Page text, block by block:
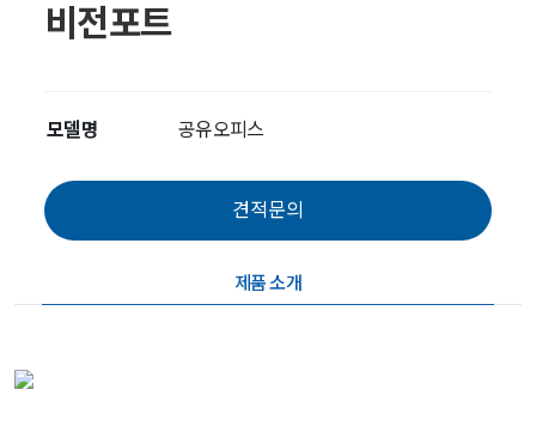
비전포트
모델명 공유오피스
제품 소개